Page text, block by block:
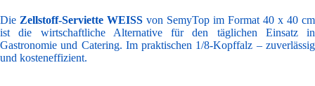
Die Zellstoff-Serviette WEISS von SemyTop im Format 40 x 40 cm
ist die wirtschaftliche Alternative für den täglichen Einsatz in
Gastronomie und Catering. Im praktischen 1/8-Kopffalz – zuverlässig
und kosteneffizient.